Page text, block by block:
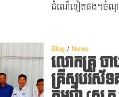
ដំណើទៀតផង។ចំ
Blog News
លោកគ្រូ​ ច
គ្រីស្ទបរិស័